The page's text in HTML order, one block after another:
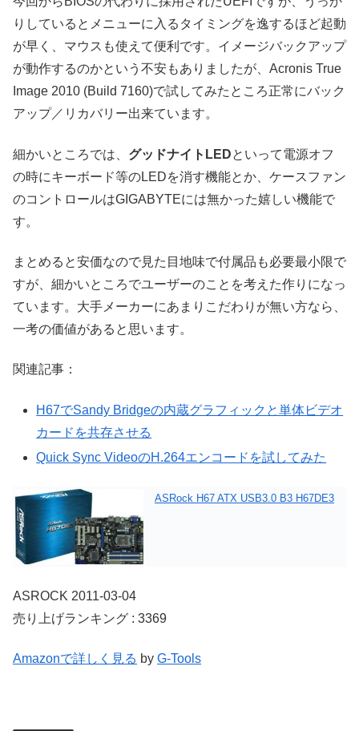
りしているとメニューに入るタイミングを逸するほど起動
が早く、マウスも使えて便利です。イメージバックアップ
が動作するのかという不安もありましたが、Acronis True
Image 2010 (Build 7160)で試してみたところ正常にバック
アップ／リカバリー出来ています。
細かいところでは、 グッドナイトLEDといって電源オフ
の時にキーボード等のLEDを消す機能とか、ケースファン
のコントロールはGIGABYTEには無かった嬉しい機能で
す。
まとめると安価なので見た目地味で付属品も必要最小限で
すが、細かいところでユーザーのことを考えた作りになっ
ています。大手メーカーにあまりこだわりが無い方なら、
一考の価値があると思います。
関連記事：
H67でSandy Bridgeの内蔵グラフィックと単体ビデオ
カードを共存させる
Quick Sync VideoのH.264エンコードを試してみた
ASRock H67 ATX USB3.0 B3 H67DE3
ASROCK 2011-03-04
売り上げランキング : 3369
Amazonで詳しく見る by G-Tools